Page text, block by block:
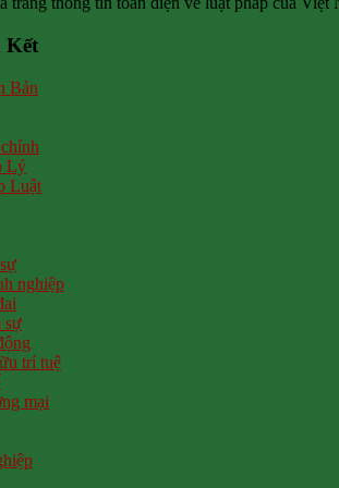
Kết
Bản
Lý
Luật
nghiệp
sự
trí tuệ
mại